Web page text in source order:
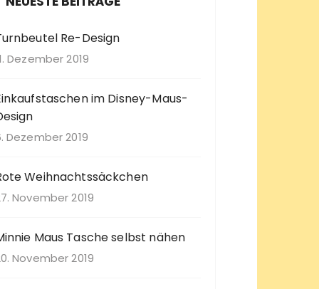
Re-Design
Dezember 2019
im Disney-Maus-
Dezember 2019
Weihnachtssäckchen
November 2019
Maus Tasche selbst nähen
November 2019